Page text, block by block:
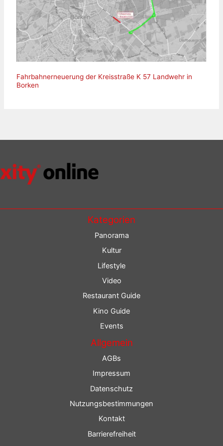
Fahrbahnerneuerung der Kreisstraße K 57 Landwehr in
Borken
Kategorien
Panorama
Kultur
Lifestyle
Video
Restaurant Guide
Kino Guide
Events
Allgemein
AGBs
Impressum
Datenschutz
Nutzungsbestimmungen
Kontakt
Barrierefreiheit